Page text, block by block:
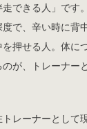
走できる人」です
で、辛い時に背
押せる人。体に
が、トレーナー
レーナーとして